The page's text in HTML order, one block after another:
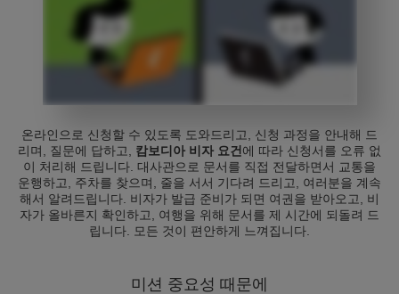
온라인으로 신청할 수 있도록 도와드리고, 신청 과정을 안내해 드
리며, 질문에 답하고, 캄보디아 비자 요건 에 따라 신청서를 오류 없
이 처리해 드립니다. 대사관으로 문서를 직접 전달하면서 교통을
운행하고, 주차를 찾으며, 줄을 서서 기다려 드리고, 여러분을 계속
해서 알려드립니다. 비자가 발급 준비가 되면 여권을 받아오고, 비
자가 올바른지 확인하고, 여행을 위해 문서를 제 시간에 되돌려 드
립니다. 모든 것이 편안하게 느껴집니다.
미션 중요성 때문에